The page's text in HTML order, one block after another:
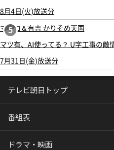
8月4日(火)放送分
5
マツコ＆有吉 かりそめ天国
マツ有、AI使ってる？ U字工事の敵
7月31日(金)放送分
テレビ朝日トップ
番組表
ドラマ・映画